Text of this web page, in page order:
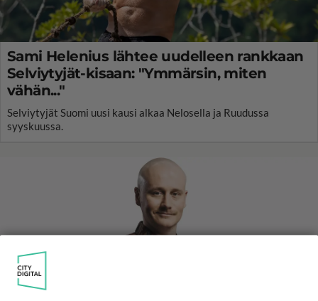
Sami Helenius lähtee uudelleen rankkaan
Selviytyjät-kisaan: "Ymmärsin, miten
vähän..."
Selviytyjät Suomi uusi kausi alkaa Nelosella ja Ruudussa
syyskuussa.